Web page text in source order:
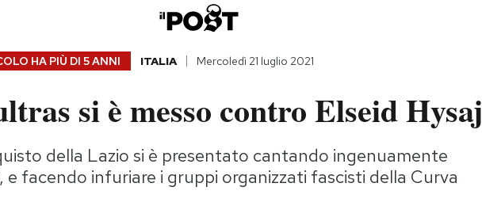
HA PIÙ DI 5 ANNI ITALIA Mercoledì 21 luglio 2021
si è messo contro Elseid Hysaj
della Lazio si è presentato cantando ingenuamente
e facendo infuriare i gruppi organizzati fascisti della Curva